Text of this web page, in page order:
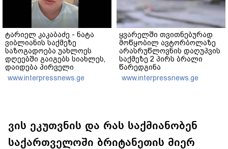
ტარიელ კაკაბაძე - ნატა
ვიბლიანის საქმეზე
საზოგადოება უახლოეს
დღეებში გაიგებს სიახლეს,
დაიდება პირველი
მნიშვნელოვანი შედეგი და
ოფიციალურად ცნობენ
www.interpressnews.ge
ყვარელში თვითნებურად
მოწყობილ ავტორბოლაზე
არასრუწლოვნის დაღუპვის
საქმეზე 2 პირს ბრალი
წარედგინა
www.interpressnews.ge
ვის ეკუთვნის და რას საქმიანობენ
საქართველოში ბრიტანეთის მიერ